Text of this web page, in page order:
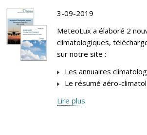
3-09-2019
MeteoLux a élaboré 2
climatologiques,
sur notre site :
Les annuaires
Le résumé aéro-
Lire plus